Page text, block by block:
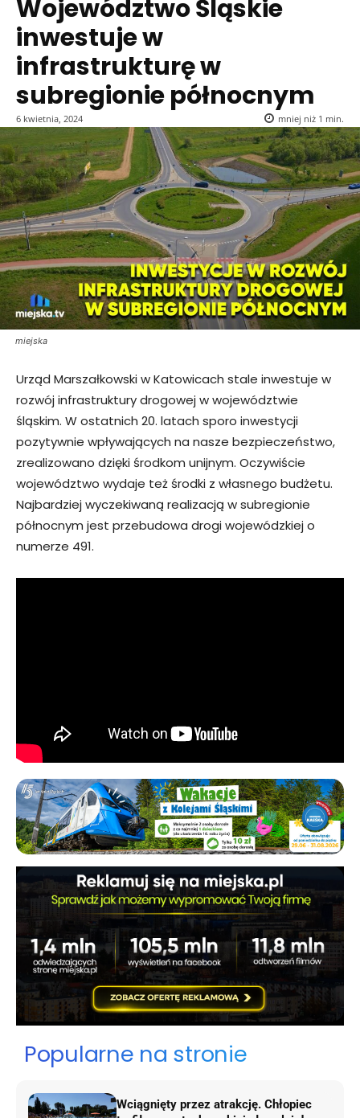
Województwo Śląskie
inwestuje w
infrastrukturę w
subregionie północnym
6 kwietnia, 2024 mniej niż 1 min.
miejska
Urząd Marszałkowski w Katowicach stale inwestuje w
rozwój infrastruktury drogowej w województwie
śląskim. W ostatnich 20. latach sporo inwestycji
pozytywnie wpływających na nasze bezpieczeństwo,
zrealizowano dzięki środkom unijnym. Oczywiście
województwo wydaje też środki z własnego budżetu.
Najbardziej wyczekiwaną realizacją w subregionie
północnym jest przebudowa drogi wojewódzkiej o
numerze 491.
Popularne na stronie
Wciągnięty przez atrakcję. Chłopiec